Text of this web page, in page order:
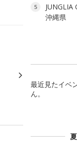
5
JUNGLIA
沖縄県
最近見たイベ
ん。